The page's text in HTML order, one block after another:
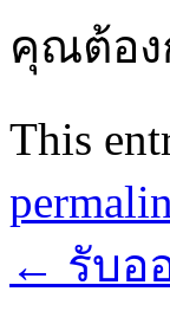
คุณต้อง
This
← รับอ